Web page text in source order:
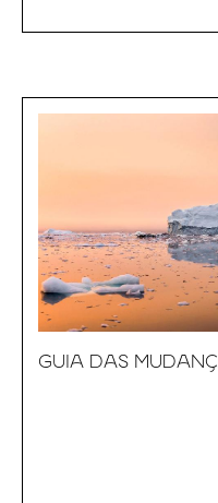
GUIA DAS